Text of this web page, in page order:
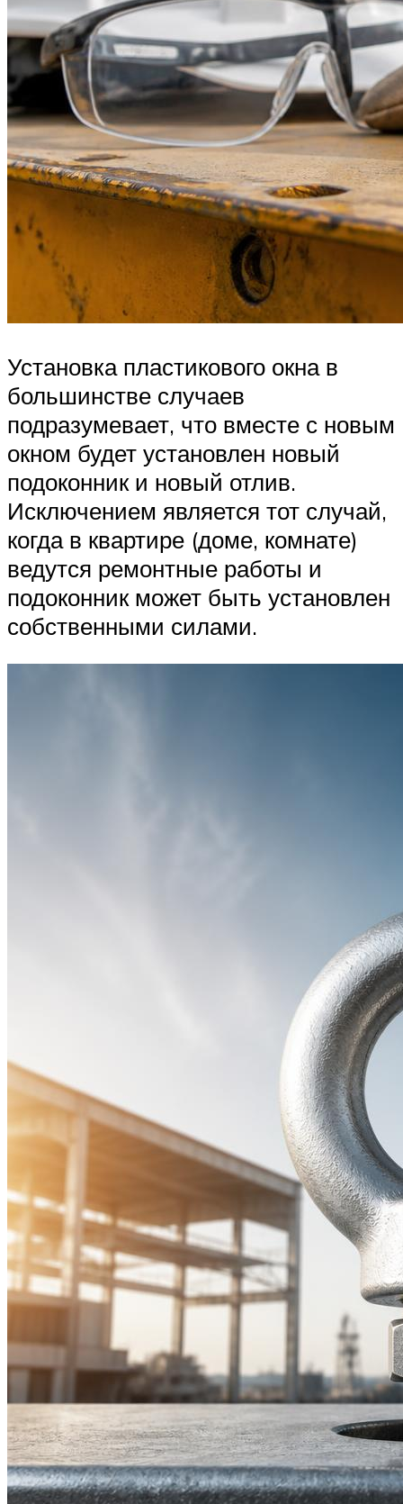
Установка пластикового окна в
большинстве случаев
подразумевает, что вместе с новым
окном будет установлен новый
подоконник и новый отлив.
Исключением является тот случай,
когда в квартире (доме, комнате)
ведутся ремонтные работы и
подоконник может быть установлен
собственными силами.